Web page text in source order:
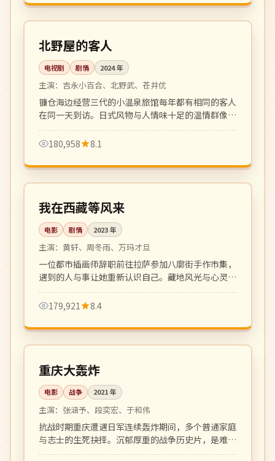
日本
高分
北野屋的客人
电视剧 剧情 2024年
主演： 吉永小百合、北野武、苍井优
镰仓海边经营三代的小温泉旅馆每年都有相同的客人
在同一天到访。日式风物与人情味十足的温情群像
剧。
180,958
8.1
中国
高分 116 分钟
我在西藏等风来
电影 剧情 2023年
主演： 黄轩、周冬雨、万玛才旦
一位都市插画师辞职前往拉萨参加八廓街手作市集，
遇到的人与事让她重新认识自己。藏地风光与心灵旅
程的诗意片。
179,921
8.4
中国
4K 152 分钟
重庆大轰炸
电影 战争 2021年
主演： 张涵予、段奕宏、于和伟
抗战时期重庆遭遇日军连续轰炸期间，多个普通家庭
与志士的生死抉择。沉郁厚重的战争历史片，是难得
的大银幕史诗作品。